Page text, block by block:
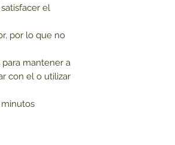
el
por lo que no
mantener a
con el o utilizar
minutos